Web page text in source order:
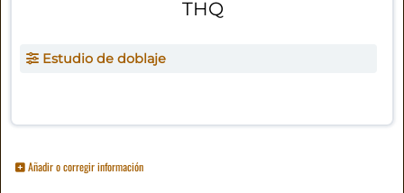
THQ
Estudio de doblaje
Añadir o corregir información